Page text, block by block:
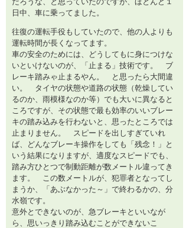
日中、車に乗ってました。
往復の運転手役もしていたので、他の人よりも
運転時間が長くなってます。
車の安全のためには、どうしてもに身につけな
いといけないのが、「止まる」技術です。 ブ
レーキ踏みゃ止まるやん。 と思ったら大間違
い。 タイヤの状態や道路の状態（乾燥してい
るのか、雨模様なのか等）でも大いに異なると
ころですが、その状態で最も効率のいいブレー
キの踏み込みを行わないと、思ったところでは
止まりません。 スピードを出しすぎていれ
ば、どんなブレーキ操作をしても「残念！」と
いう結果になりますが、適度なスピードでも、
踏み方ひとつで制動距離が数メートル違ってき
ます。 この数メートルが、犯罪者となってし
まうか、「あぶなかった～」で終わるかの、分
水嶺です。
意外とできないのが、急ブレーキといいなが
ら、思いっきり踏み込むことができないこ